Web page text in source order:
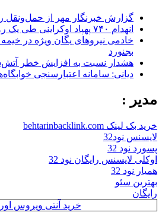
گزارش خبرنگار مهر از حمل‌ونقل
انهدام ۷۴۰ پهپاد اوکراینی طی یک روز
خادمی نیروهای یگان ویژه در خیمه
بجنورد
هشدار نسبت به افزایش خطر
دیانی: سامانه اعتبارسنجی
مدیر :
خرید بک لینک behtarinbacklink.com
لایسنس نود32
پسورد نود 32
اوکلی لایسنس رایگان نود 32
همیار نود 32
بهترین سئو
رایگان
خرید آنتی ویروس